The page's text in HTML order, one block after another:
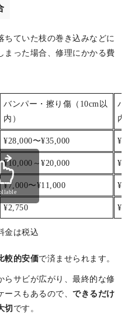
ちていた枝の巻き込みなどに
まった場合、修理にかかる費
バンパー・擦り傷（10cm以
内）
バ
内）
¥28,000〜¥35,000
¥10,000～¥20,000
¥7,000〜¥11,000
¥2,750
金は税込
較的安価で済ませられます。
らサビが広がり、最終的な修
スもあるので、 できるだけ
切 です。